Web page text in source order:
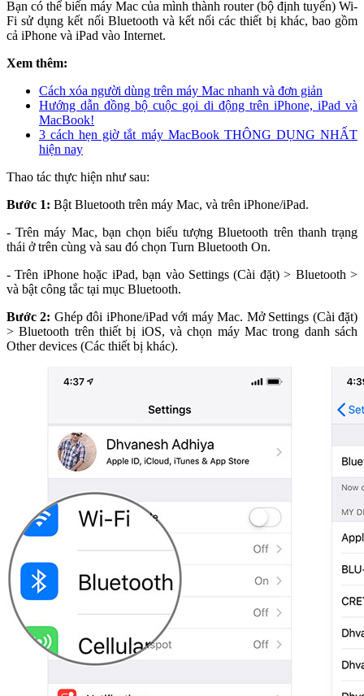
Bạn có thể biến máy Mac của mình thành router (bộ định tuyến) Wi-
Fi sử dụng kết nối Bluetooth và kết nối các thiết bị khác, bao gồm
cả iPhone và iPad vào Internet.
Xem thêm:
Cách xóa người dùng trên máy Mac nhanh và đơn giản
Hướng dẫn đồng bộ cuộc gọi di động trên iPhone, iPad và
MacBook!
3 cách hẹn giờ tắt máy MacBook THÔNG DỤNG NHẤT
hiện nay
Thao tác thực hiện như sau:
Bước 1: Bật Bluetooth trên máy Mac, và trên iPhone/iPad.
- Trên máy Mac, bạn chọn biểu tượng Bluetooth trên thanh trạng
thái ở trên cùng và sau đó chọn Turn Bluetooth On.
- Trên iPhone hoặc iPad, bạn vào Settings (Cài đặt) > Bluetooth >
và bật công tắc tại mục Bluetooth.
Bước 2: Ghép đôi iPhone/iPad với máy Mac. Mở Settings (Cài đặt)
> Bluetooth trên thiết bị iOS, và chọn máy Mac trong danh sách
Other devices (Các thiết bị khác).